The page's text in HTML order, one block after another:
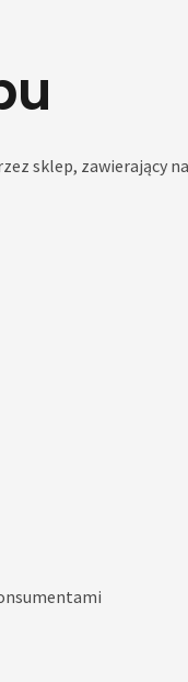
sklep, zawierający